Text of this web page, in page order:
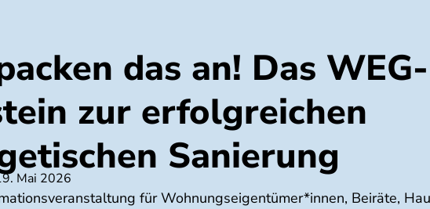
das an! Das
zur erfolgreichen
Sanierung
Mai 2026
für Wohnungseigentümer*innen, Beiräte,